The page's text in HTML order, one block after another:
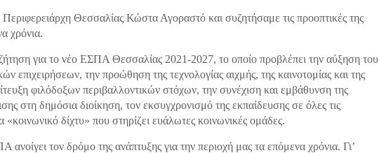
Θεσσαλίας Κώστα Αγοραστό και συζητήσαμε τις προοπτικές της
χρόνια.
για το νέο ΕΣΠΑ Θεσσαλίας 2021-2027, το οποίο προβλέπει την αύξηση του
επιχειρήσεων, την προώθηση της τεχνολογίας αιχμής, της καινοτομίας και της
φιλόδοξων περιβαλλοντικών στόχων, την συνέχιση και εμβάθυνση της
στη δημόσια διοίκηση, τον εκσυγχρονισμό της εκπαίδευσης σε όλες τις
«κοινωνικό δίχτυ» που στηρίζει ευάλωτες κοινωνικές ομάδες.
τον δρόμο της ανάπτυξης για την περιοχή μας τα επόμενα χρόνια. Γι’